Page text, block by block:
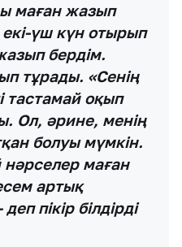
маған жазып
үш күн отырып
бердім.
тұрады. «Сенің
тастамай оқып
Ол, әрине, менің
болуы мүмкін.
маған
артық
пікір білдірді